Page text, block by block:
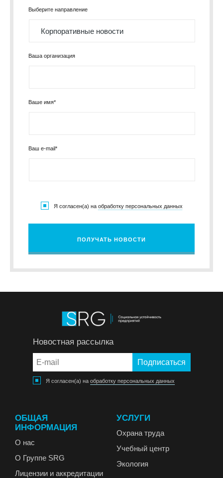
Выберите направление
Ваша организация
Ваше имя*
Ваш e-mail*
Я согласен(а) на обработку персональных данных
ПОЛУЧАТЬ НОВОСТИ
Новостная рассылка
Я согласен(а) на обработку персональных данных
ОБЩАЯ
ИНФОРМАЦИЯ
О нас
О Группе SRG
Лицензии и аккредитации
УСЛУГИ
Охрана труда
Учебный центр
Экология